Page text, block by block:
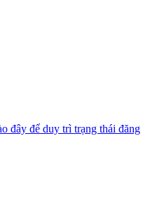
đây để duy trì trạng thái đăng